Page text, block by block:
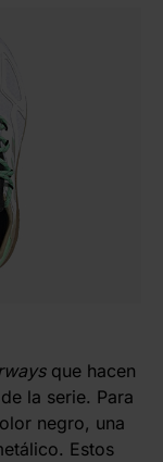
que hacen
la serie. Para
negro, una
Estos